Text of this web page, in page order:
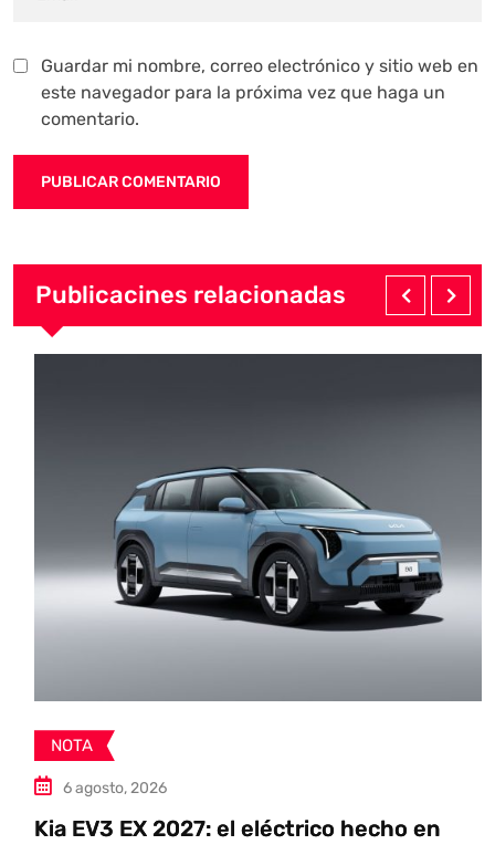
Guardar mi nombre, correo electrónico y sitio web en
este navegador para la próxima vez que haga un
comentario.
Publicacines relacionadas
NOTA
6 agosto, 2026
Kia EV3 EX 2027: el eléctrico hecho en